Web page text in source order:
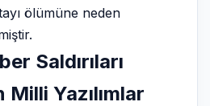
ölümüne neden
Saldırıları
Yazılımlar